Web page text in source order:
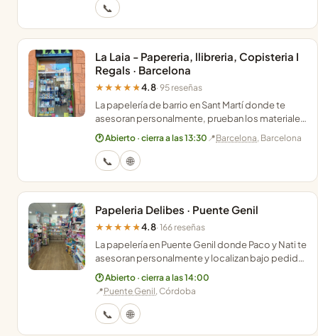
📞
La Laia - Papereria, llibreria, Copisteria I
Regals · Barcelona
★★★★★ 4.8· 95 reseñas
La papelería de barrio en Sant Martí donde te
asesoran personalmente, prueban los materiales
contigo y gestionan tus copias con gran rapidez.
🕐 Abierto · cierra a las 13:30 📍Barcelona, Barcelona
📞 🌐
Papeleria Delibes · Puente Genil
★★★★★ 4.8· 166 reseñas
La papelería en Puente Genil donde Paco y Nati te
asesoran personalmente y localizan bajo pedido
cualquier libro o juguete que no encuentres.
🕐 Abierto · cierra a las 14:00
📍Puente Genil, Córdoba
📞 🌐